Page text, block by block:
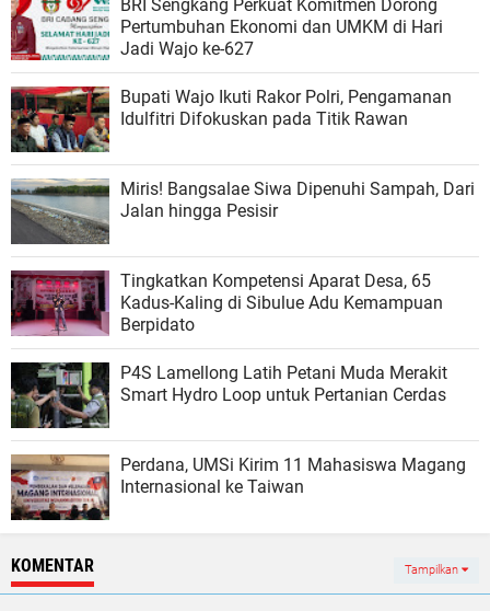
BRI Sengkang Perkuat Komitmen Dorong
Pertumbuhan Ekonomi dan UMKM di Hari
Jadi Wajo ke-627
Bupati Wajo Ikuti Rakor Polri, Pengamanan
Idulfitri Difokuskan pada Titik Rawan
Miris! Bangsalae Siwa Dipenuhi Sampah, Dari
Jalan hingga Pesisir
Tingkatkan Kompetensi Aparat Desa, 65
Kadus-Kaling di Sibulue Adu Kemampuan
Berpidato
P4S Lamellong Latih Petani Muda Merakit
Smart Hydro Loop untuk Pertanian Cerdas
Perdana, UMSi Kirim 11 Mahasiswa Magang
Internasional ke Taiwan
KOMENTAR Tampilkan